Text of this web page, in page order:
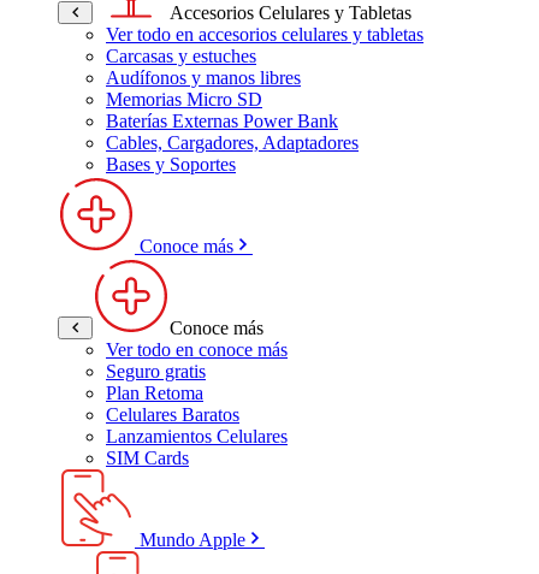
Accesorios Celulares y Tabletas
Ver todo en accesorios celulares y tabletas
Carcasas y estuches
Audífonos y manos libres
Memorias Micro SD
Baterías Externas Power Bank
Cables, Cargadores, Adaptadores
Bases y Soportes
Conoce más
Conoce más
Ver todo en conoce más
Seguro gratis
Plan Retoma
Celulares Baratos
Lanzamientos Celulares
SIM Cards
Mundo Apple